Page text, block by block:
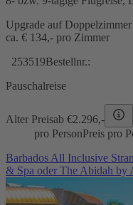
Upgrade auf
ca. € 134,- pro Zimmer
253519Bestellnr.:
Pauschalreise
Alter Preisab €2.296,-
pro PersonPreis pro
Barbados All Inclusive
& Spa oder The Abidah by